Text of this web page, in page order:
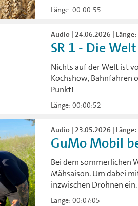
Länge: 00:00:55
Audio | 24.06.2026 | Länge:
SR 1 - Die
Nichts auf der Welt ist
Kochshow, Bahnfahren
Punkt!
Länge: 00:00:52
Audio | 23.05.2026 |
GuMo Mobil
Bei dem sommerlichen
Mähsaison. Um dabei
inzwischen Drohnen
Länge: 00:07:05